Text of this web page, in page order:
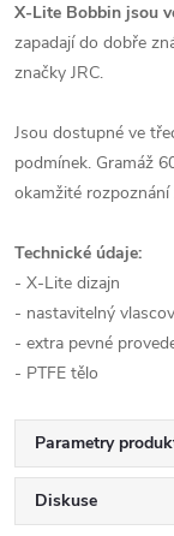
X-Lite Bobbin jsou
zapadají do dobře
značky JRC.
Jsou dostupné ve
podmínek. Gramáž
okamžité rozpoznání
Technické údaje:
- X-Lite dizajn
- nastavitelný
- extra pevné
- PTFE tělo
Parametry
Diskuse